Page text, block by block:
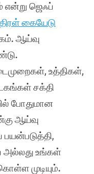
என்று ஜெஃப்
கையேடு
ஆய்வு
உத்திகள்,
சக்தி
போதுமான
ஆய்வு
அல்லது உங்கள்
முடியும்.